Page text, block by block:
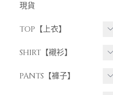
現貨
TOP【上衣】
短袖上衣
長袖上衣
SHIRT【襯衫】
短袖襯衫
PANTS【褲子】